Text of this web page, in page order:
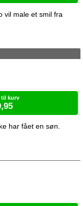
vil male et smil fra
har fået en søn.
kurv